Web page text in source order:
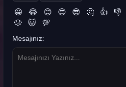
😀 😂 😊 😍 😎 🤔 👍 👎
🐶
🐱 💯
Mesajınız: